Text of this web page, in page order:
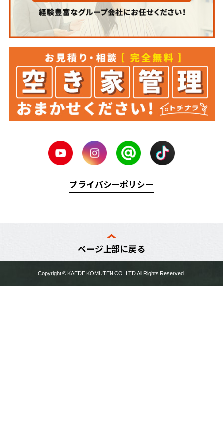
プライバシーポリシー
ページ上部に戻る
Copyright ©KAEDE KOMUTENCO.,LTD All Rights Reserved.